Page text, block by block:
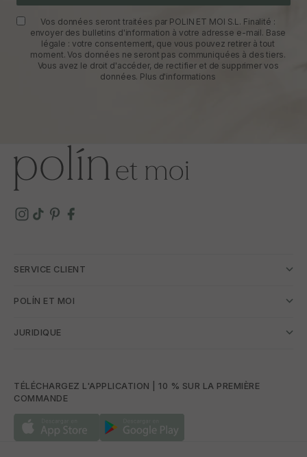
Vos données seront traitées par POLIN ET MOI S.L. Finalité :
envoyer des bulletins d'information à votre adresse e-mail. Base
légale : votre consentement, que vous pouvez retirer à tout
moment. Vos données ne seront pas communiquées à des tiers.
Vous avez le droit d'accéder, de rectifier et de supprimer vos
données. Plus d'informations
SERVICE CLIENT
POLÍN ET MOI
JURIDIQUE
TÉLÉCHARGEZ L'APPLICATION | 10 % SUR LA PREMIÈRE
COMMANDE